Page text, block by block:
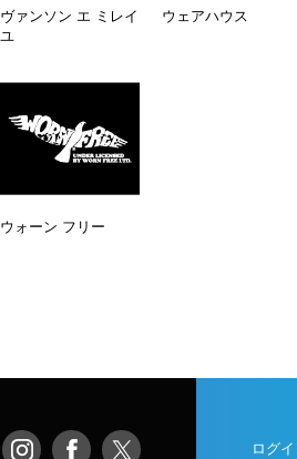
ヴァンソン エ ミレイ
ユ
ウェアハウス
ウォーン フリー
ログ